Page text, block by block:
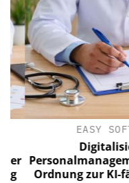
EASY
Ordnung zur KI-